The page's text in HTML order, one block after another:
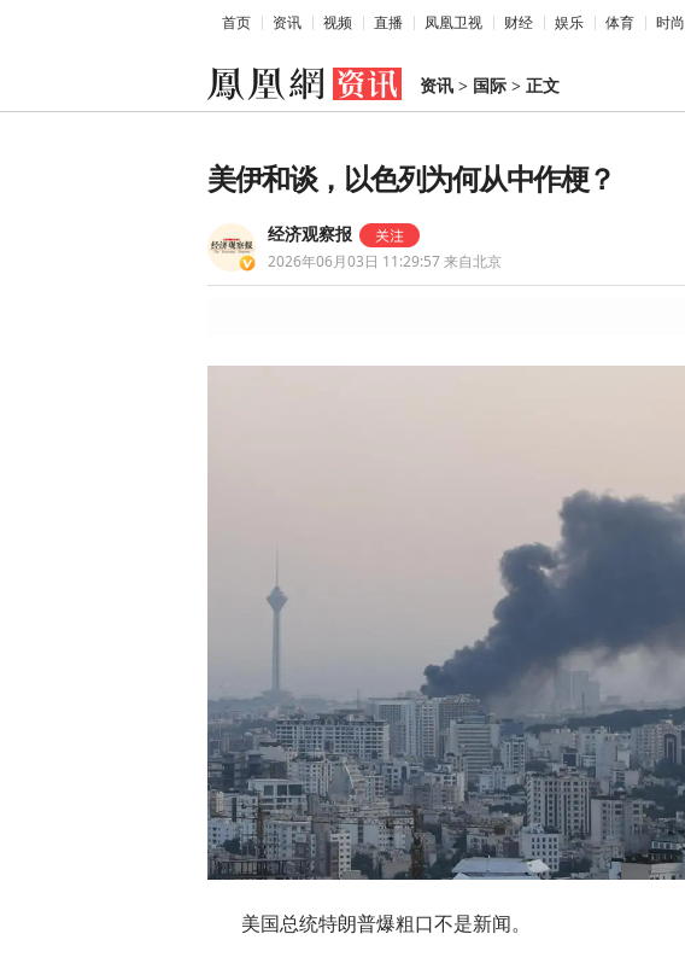
首页 资讯 视频 直播 凤凰卫视 财经 娱乐 体育 时尚
资讯 > 国际 > 正文
美伊和谈，以色列为何从中作梗？
经济观察报
2026年06月03日 11:29:57来自北京
美国总统特朗普爆粗口不是新闻。